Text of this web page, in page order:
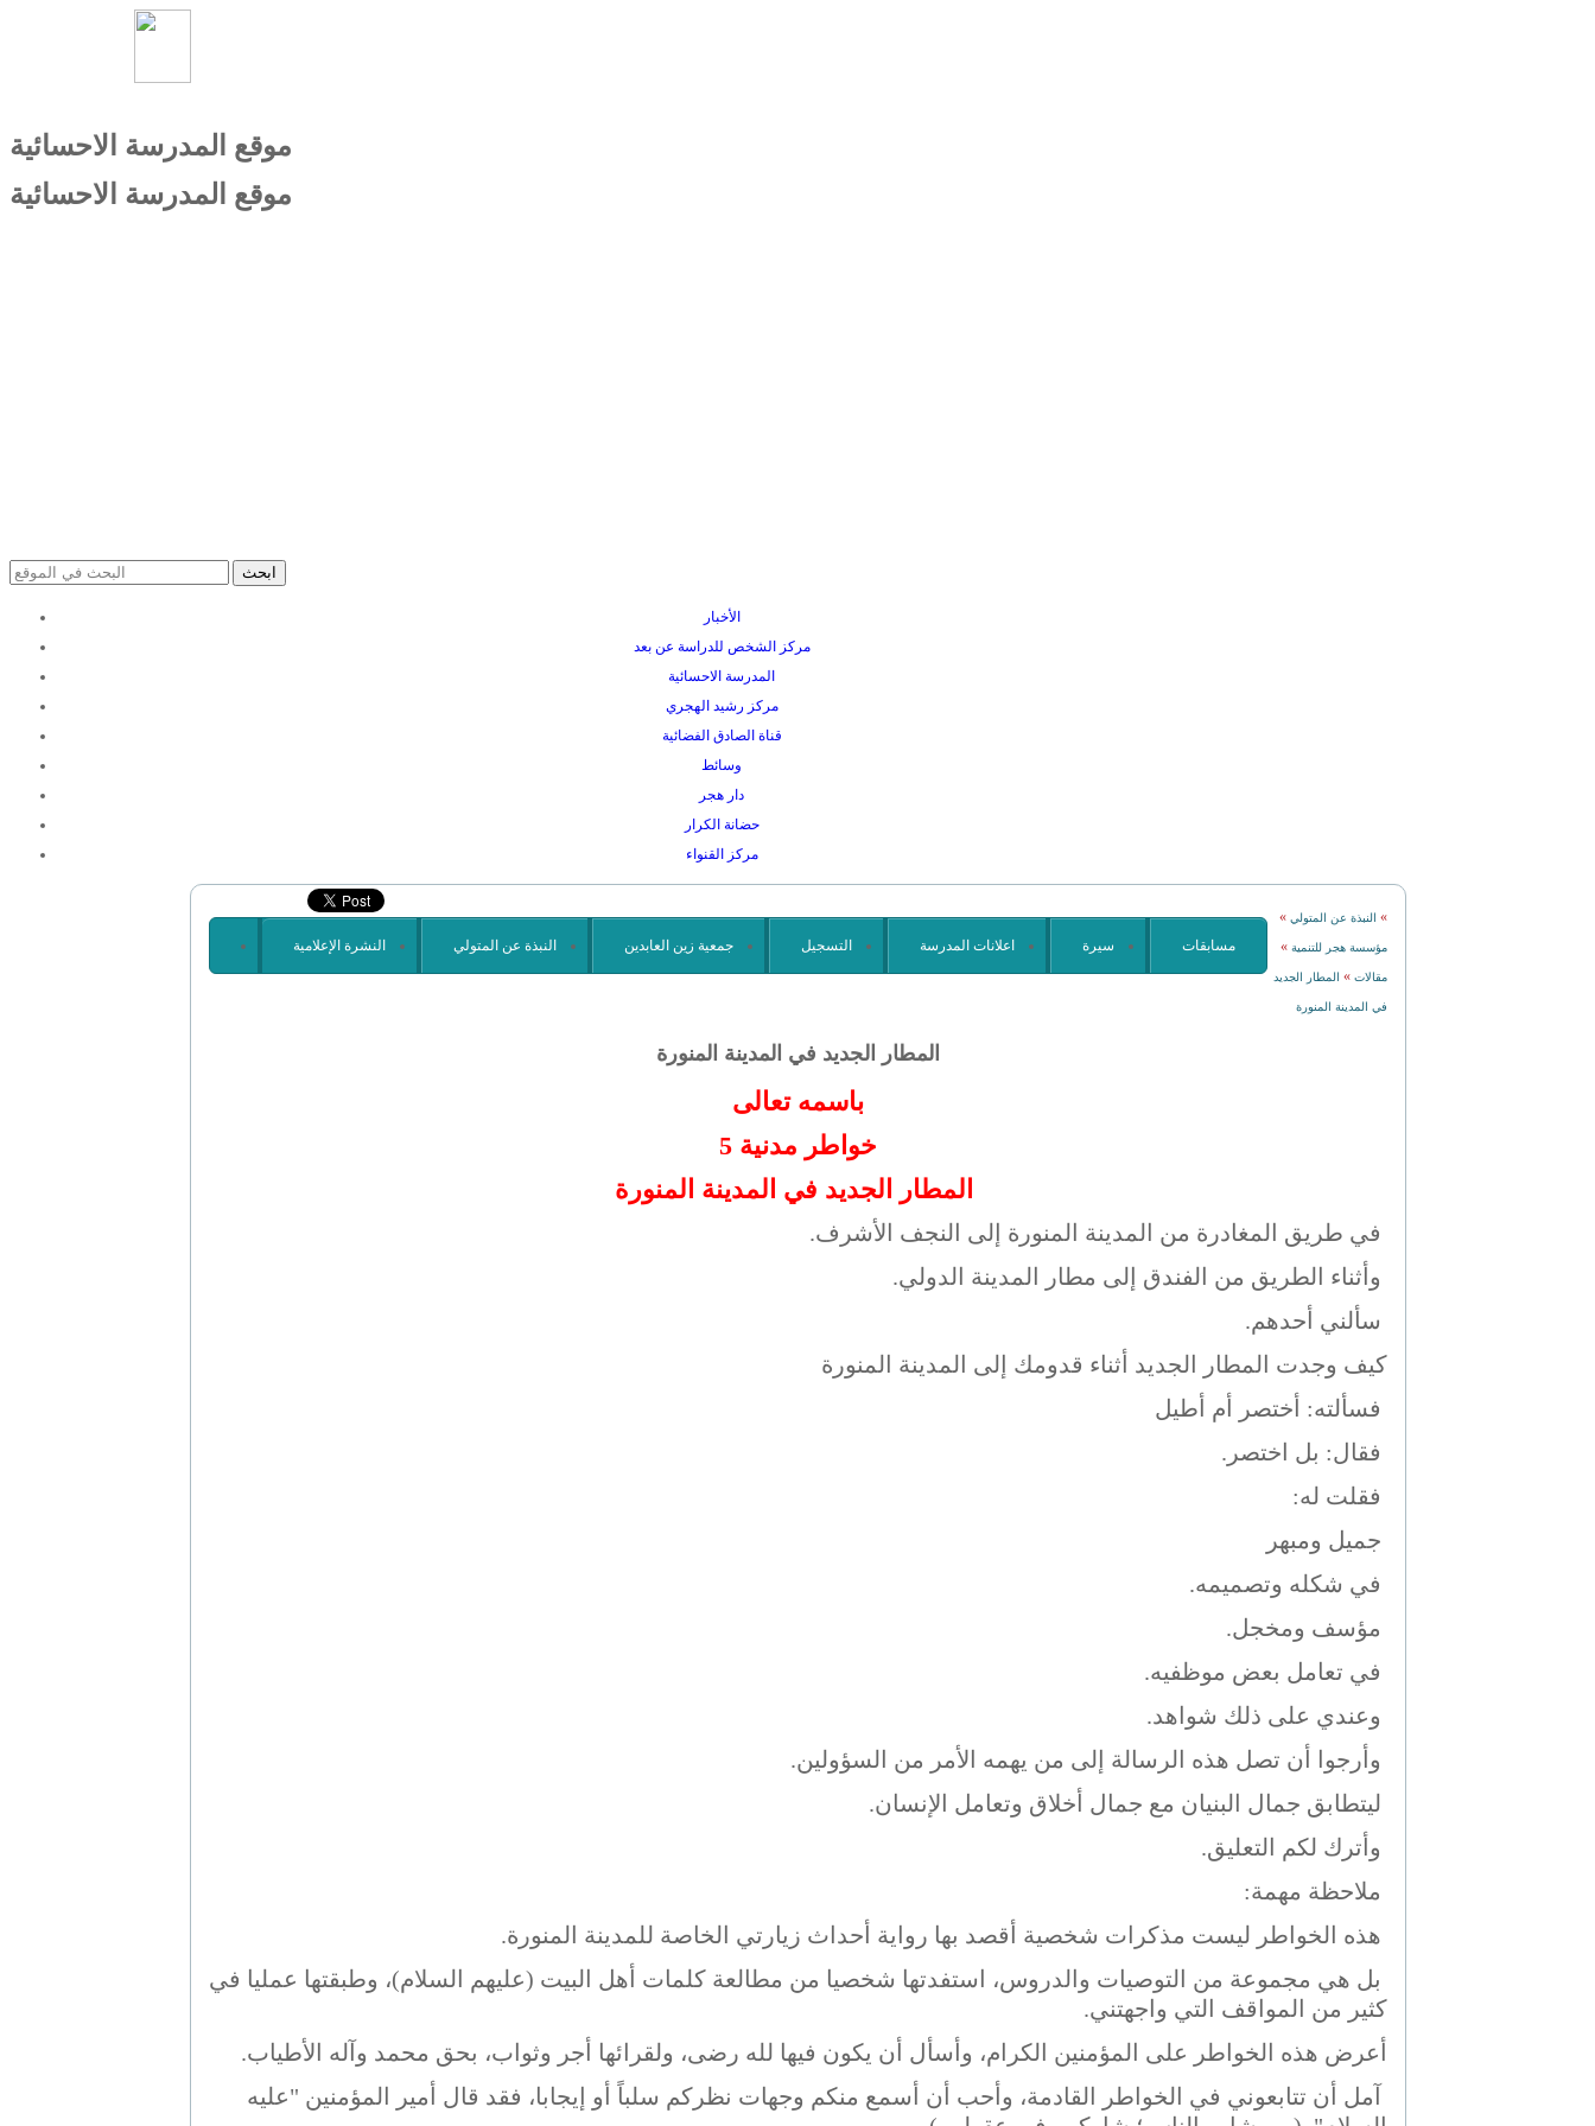
موقع المدرسة الاحسائية
موقع المدرسة الاحسائية
الأخبار
مركز الشخص للدراسة عن بعد
المدرسة الاحسائية
مركز رشيد الهجري
قناة الصادق الفضائية
وسائط
دار هجر
حضانة الكرار
مركز القنواء
النشرة الإعلامية النبذة عن المتولي جمعية زين العابدين التسجيل اعلانات المدرسة سيرة مسابقات
» النبذة عن المتولي»
مؤسسة هجر للتنمية »
مقالات » المطار الجديد
في المدينة المنورة
المطار الجديد في المدينة المنورة
باسمه تعالى
خواطر مدنية 5
المطار الجديد في المدينة المنورة
في طريق المغادرة من المدينة المنورة إلى النجف اﻷشرف.
وأثناء الطريق من الفندق إلى مطار المدينة الدولي.
سألني أحدهم.
كيف وجدت المطار الجديد أثناء قدومك إلى المدينة المنورة
فسألته: أختصر أم أطيل
فقال: بل اختصر.
فقلت له:
جميل ومبهر
في شكله وتصميمه.
مؤسف ومخجل.
في تعامل بعض موظفيه.
وعندي على ذلك شواهد.
وأرجوا أن تصل هذه الرسالة إلى من يهمه الأمر من السؤولين.
ليتطابق جمال البنيان مع جمال أخلاق وتعامل الإنسان.
وأترك لكم التعليق.
ملاحظة مهمة:
هذه الخواطر ليست مذكرات شخصية أقصد بها رواية أحداث زيارتي الخاصة للمدينة المنورة.
بل هي مجموعة من التوصيات والدروس، استفدتها شخصيا من مطالعة كلمات أهل البيت (عليهم السلام)، وطبقتها عمليا في
كثير من المواقف التي واجهتني.
أعرض هذه الخواطر على المؤمنين الكرام، وأسأل أن يكون فيها لله رضى، ولقرائها أجر وثواب، بحق محمد وآله الأطياب.
آمل أن تتابعوني في الخواطر القادمة، وأحب أن أسمع منكم وجهات نظركم سلباً أو إيجابا، فقد قال أمير المؤمنين "عليه